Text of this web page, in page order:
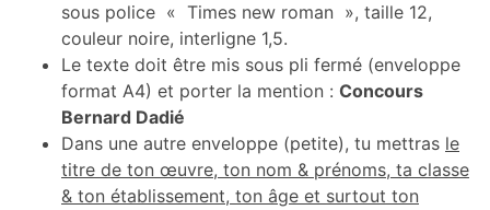
sous police « Times new roman », taille 12,
couleur noire, interligne 1,5.
Le texte doit être mis sous pli fermé (enveloppe
format A4) et porter la mention : Concours
Bernard Dadié
Dans une autre enveloppe (petite), tu mettras le
titre de ton œuvre, ton nom & prénoms, ta classe
& ton établissement, ton âge et surtout ton